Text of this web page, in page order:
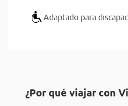
Adaptado para
¿Por qué viajar con